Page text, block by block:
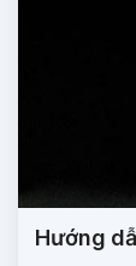
Hướng